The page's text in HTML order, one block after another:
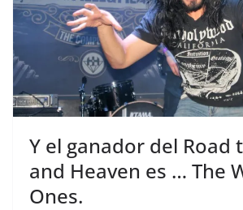
Y el ganador del Road
and Heaven es … The
Ones.